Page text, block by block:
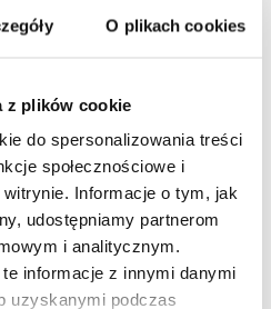
O plikach cookies
z plików cookie
do spersonalizowania treści
społecznościowe i
Informacje o tym, jak
udostępniamy partnerom
i analitycznym.
informacje z innymi danymi
uzyskanymi podczas
w których
(47 projektów 286 dni
kompetencji(wiem co
(wierzę, że
to zrobić) ,
przeprowadzonymi przez
Center for American
pracowników